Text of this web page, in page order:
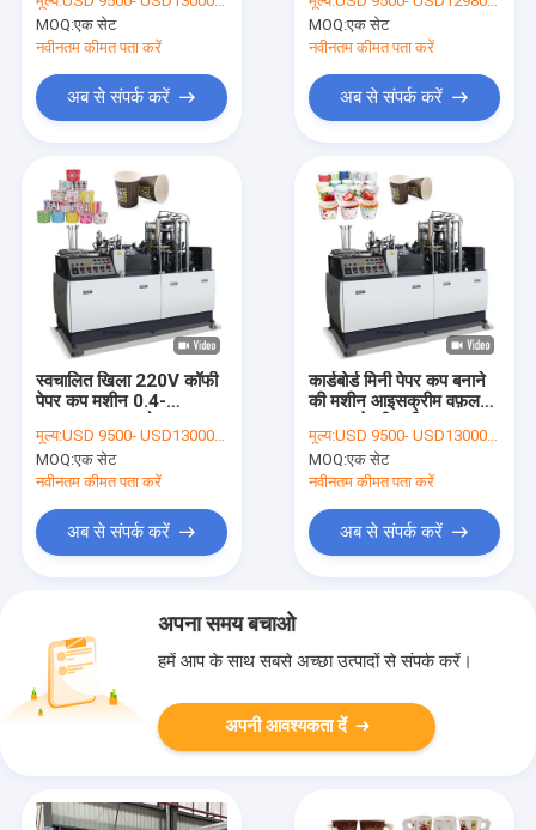
MOQ:एक सेट
नवीनतम कीमत पता करें
अब से संपर्क करें
मशीन
MOQ:एक सेट
नवीनतम कीमत पता करें
अब से संपर्क करें
स्वचालित खिला 220V कॉफी
पेपर कप मशीन 0.4-
मूल्य:USD 9500- USD13000 / set
MOQ:एक सेट
नवीनतम कीमत पता करें
अब से संपर्क करें
कार्डबोर्ड मिनी पेपर कप बनाने
की मशीन आइसक्रीम वफ़ल
मूल्य:USD 9500- USD13000 / set
MOQ:एक सेट
नवीनतम कीमत पता करें
अब से संपर्क करें
अपना समय बचाओ
हमें आप के साथ सबसे अच्छा उत्पादों से संपर्क करें।
अपनी आवश्यकता दें